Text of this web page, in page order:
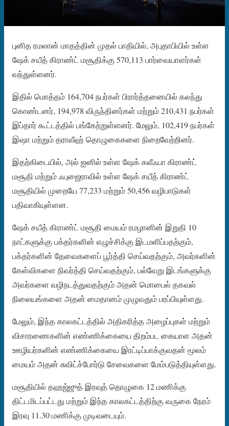
புனித ரமலான் மாதத்தின் முதல் பாதியில், அபுதாபியில் உள்ள
ஷேக் சயீத் கிராண்ட் மசூதிக்கு 570,113 பார்வையாளர்கள்
வந்துள்ளனர்.
இதில் மொத்தம் 164,704 நபர்கள் பிரார்த்தனையில் கலந்து
கொண்டனர், 194,978 விருந்தினர்கள் மற்றும் 210,431 நபர்கள்
இப்தார் கூட்டத்தில் பங்கேற்றுள்ளனர். மேலும், 102,419 நபர்கள்
இஷா மற்றும் தராவீஹ் தொழுகைகளை நிறைவேற்றினர்.
இதற்கிடையில், அல் ஐனில் உள்ள ஷேக் கலீஃபா கிராண்ட்
மசூதி மற்றும் ஃபுஜைராவில் உள்ள ஷேக் சயீத் கிராண்ட்
மசூதியில் முறையே 77,233 மற்றும் 50,456 வழிபாடுகள்
பதிவாகியுள்ளன.
ஷேக் சயீத் கிராண்ட் மசூதி மையம் ரமழானின் இறுதி 10
நாட்களுக்கு பக்தர்களின் எழுச்சிக்கு இடமளிப்பதற்கும்,
பக்தர்களின் தேவைகளைப் பூர்த்தி செய்வதற்கும், அவர்களின்
கேள்விகளை நிவர்த்தி செய்வதற்கும், பல்வேறு இடங்களுக்கு
அவர்களை வழிநடத்துவதற்கும் அதன் மொபைல் தகவல்
நிலையங்களை அதன் மைதானம் முழுவதும் பரப்பியுள்ளது.
மேலும், இந்த காலகட்டத்தில் அதிகரித்த அழைப்புகள் மற்றும்
விசாரணைகளின் எண்ணிக்கையை திறம்பட கையாள அதன்
ஊழியர்களின் எண்ணிக்கையை இரட்டிப்பாக்குவதன் மூலம்
மையம் அதன் சுவிட்ச்போர்டு சேவைகளை மேம்படுத்தியுள்ளது.
மசூதியில் தஹஜ்ஜுத் இரவுத் தொழுகை 12 மணிக்கு
திட்டமிடப்பட்டது மற்றும் இந்த காலகட்டத்திற்கு வருகை நேரம்
இரவு 11.30 மணிக்கு முடிவடையும்.